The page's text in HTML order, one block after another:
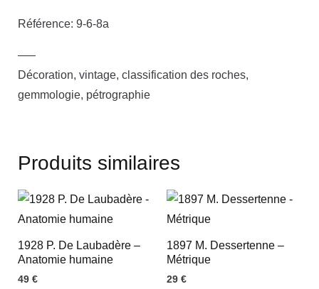
Référence: 9-6-8a
—–
Décoration, vintage, classification des roches,
gemmologie, pétrographie
Produits similaires
1928 P. De Laubadère –
Anatomie humaine
49 €
1897 M. Dessertenne –
Métrique
29 €